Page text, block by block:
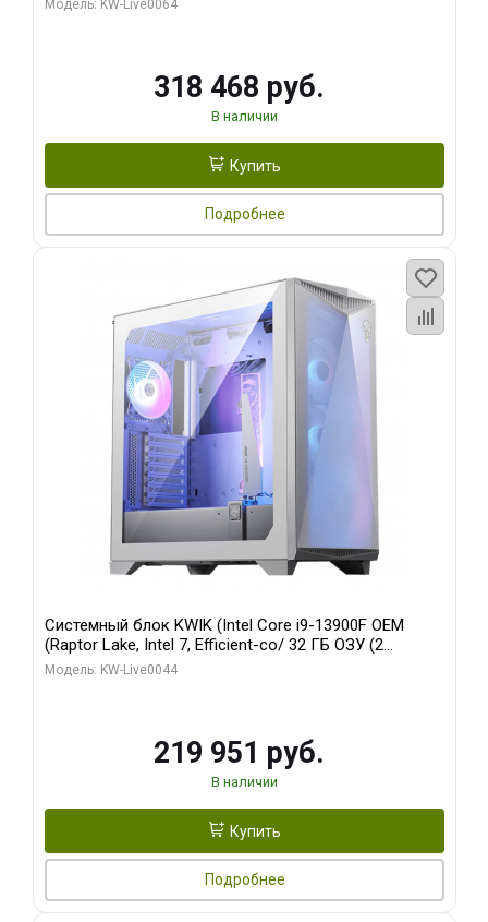
Модель: KW-Live0064
318 468 руб.
В наличии
Купить
Подробнее
Системный блок KWIK (Intel Core i9-13900F OEM
(Raptor Lake, Intel 7, Efficient-co/ 32 ГБ ОЗУ (2
модуля)/ Gigabyte RTX5070Ti AERO OC 16GB GDDR7
Модель: KW-Live0044
219 951 руб.
В наличии
Купить
Подробнее